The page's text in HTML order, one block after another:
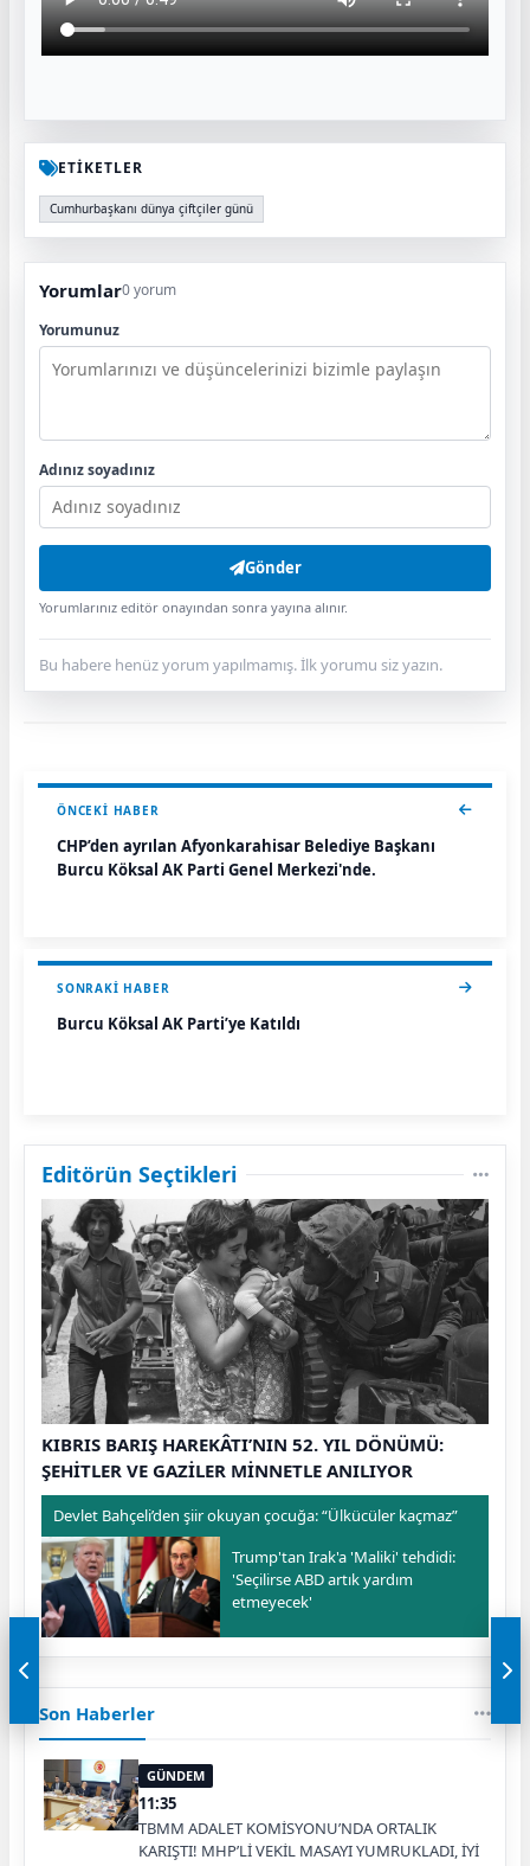
ETİKETLER
Cumhurbaşkanı dünya çiftçiler günü
Yorumlar0 yorum
Yorumunuz
Adınız soyadınız
Gönder
Yorumlarınız editör onayından sonra yayına alınır.
Bu habere henüz yorum yapılmamış. İlk yorumu siz yazın.
ÖNCEKI HABER
CHP’den ayrılan Afyonkarahisar Belediye Başkanı
Burcu Köksal AK Parti Genel Merkezi'nde.
SONRAKI HABER
Burcu Köksal AK Parti’ye Katıldı
Editörün Seçtikleri
KIBRIS BARIŞ HAREKÂTI’NIN 52. YIL DÖNÜMÜ:
ŞEHİTLER VE GAZİLER MİNNETLE ANILIYOR
Devlet Bahçeli’den şiir okuyan çocuğa: “Ülkücüler kaçmaz”
Trump'tan Irak'a 'Maliki' tehdidi:
'Seçilirse ABD artık yardım
etmeyecek'
Son Haberler
GÜNDEM
11:35
TBMM ADALET KOMİSYONU’NDA ORTALIK
KARIŞTI! MHP’Lİ VEKİL MASAYI YUMRUKLADI, İYİ